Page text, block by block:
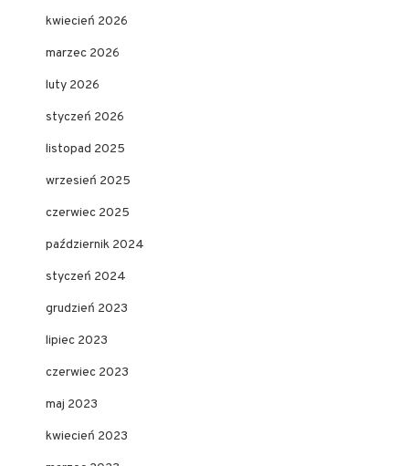
kwiecień 2026
marzec 2026
luty 2026
styczeń 2026
listopad 2025
wrzesień 2025
czerwiec 2025
październik 2024
styczeń 2024
grudzień 2023
lipiec 2023
czerwiec 2023
maj 2023
kwiecień 2023